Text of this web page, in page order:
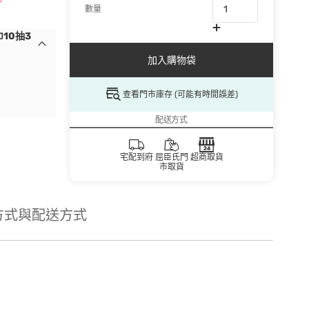
數量
加入購物袋
查看門市庫存 (可能有時間誤差)
配送方式
宅配到府 屈臣氏門
市取貨
超商取貨
10抽3
式與配送方式